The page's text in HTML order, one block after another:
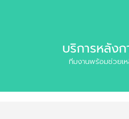
บริการหลังก
ทีมงานพร้อมช่วยเ